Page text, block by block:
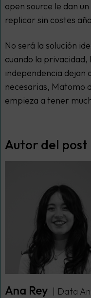
open source le dan
replicar sin costes
No será la solución
cuando la
independencia dejan
necesarias, Matomo
empieza a tener
Autor del post
Ana Rey | Data